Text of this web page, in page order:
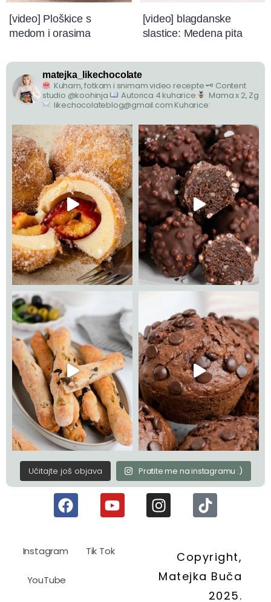
[video] Ploškice s
medom i orasima
[video] blagdanske
slastice: Medena pita
matejka_likechocolate
Kuham, fotkam i snimam video recepte🗝 Content
studio @koohinja
Autorica 4 kuharice
Mama x 2, Zg
likechocolateblog@gmail.com Kuharice:
Učitajte još objava Pratite me na instagramu :)
Instagram Tik Tok
YouTube
Copyright,
Matejka Buča
2025.